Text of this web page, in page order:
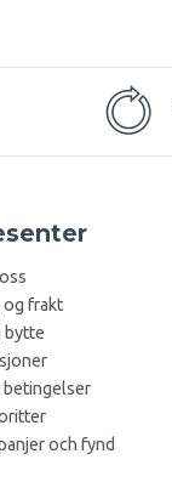
og frakt
bytte
betingelser
och fynd